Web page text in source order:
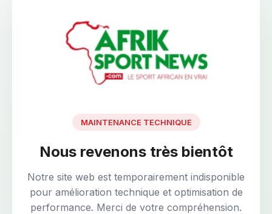
MAINTENANCE TECHNIQUE
Nous revenons très bientôt
Notre site web est temporairement indisponible
pour amélioration technique et optimisation de
performance. Merci de votre compréhension.